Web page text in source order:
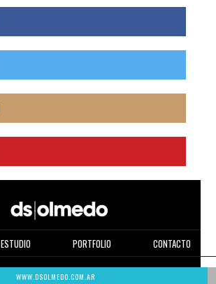
ESTUDIO PORTFOLIO CONTACTO
WWW.DSOLMEDO.COM.AR